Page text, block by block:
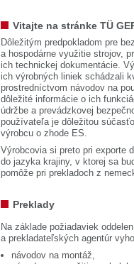
Vitajte na stránke TÜ
Dôležitým predpokladom pre
a hospodárne využitie strojov,
ich technickej dokumentácie.
ich výrobných liniek schádzali
prostredníctvom návodov na
dôležité informácie o ich
údržbe a prevádzkovej
používateľa je dôležitou
výrobcu o zhode ES.
Výrobcovia si preto pri exporte
do jazyka krajiny, v ktorej sa
pomôže pri prekladoch z
Preklady
Na základe požiadaviek
a prekladateľských agentúr
návodov na montáž,